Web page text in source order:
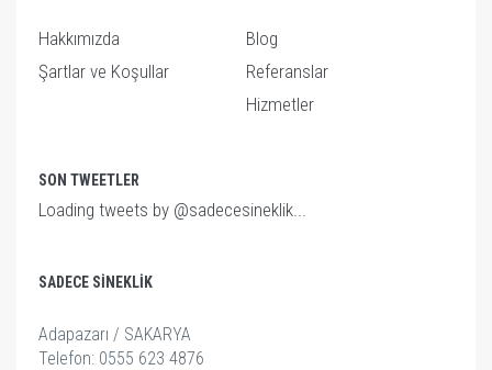
Hakkımızda
Şartlar ve Koşullar
Blog
Referanslar
Hizmetler
SON TWEETLER
Loading tweets by @sadecesineklik...
SADECE SINEKLIK
Adapazarı / SAKARYA
Telefon: 0555 623 4876